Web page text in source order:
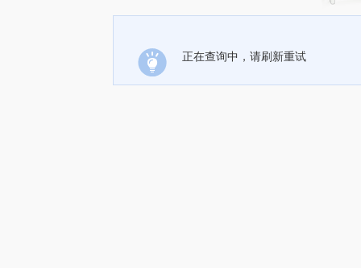
正在查询中，请刷新重试